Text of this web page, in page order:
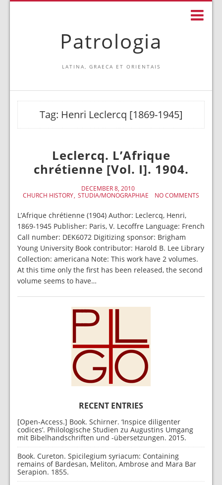
Patrologia
LATINA, GRAECA ET ORIENTAIS
Tag: Henri Leclercq [1869-1945]
Leclercq. L’Afrique
chrétienne [Vol. I]. 1904.
DECEMBER 8, 2010
CHURCH HISTORY STUDIA/MONOGRAPHIAE NO COMMENTS
L’Afrique chrétienne (1904) Author: Leclercq, Henri,
1869-1945 Publisher: Paris, V. Lecoffre Language: French
Call number: DEK6072 Digitizing sponsor: Brigham
Young University Book contributor: Harold B. Lee Library
Collection: americana Note: This work have 2 volumes.
At this time only the first has been released, the second
volume seems to have…
RECENT ENTRIES
[Open-Access.] Book. Schirner. ‘Inspice diligenter
codices’. Philologische Studien zu Augustins Umgang
mit Bibelhandschriften und -übersetzungen. 2015.
Book. Cureton. Spicilegium syriacum: Containing
remains of Bardesan, Meliton, Ambrose and Mara Bar
Serapion. 1855.